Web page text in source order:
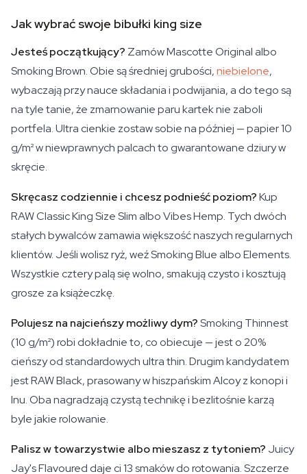
Jak wybrać swoje bibułki king size
Jesteś początkujący? Zamów Mascotte Original albo
Smoking Brown. Obie są średniej grubości,niebielone,
wybaczają przy nauce składania i podwijania, a do tego są
na tyle tanie, że zmarnowanie paru kartek nie zaboli
portfela. Ultra cienkie zostaw sobie na później — papier 10
g/m² w niewprawnych palcach to gwarantowane dziury w
skręcie.
Skręcasz codziennie i chcesz podnieść poziom?Kup
RAW Classic King Size Slim albo Vibes Hemp. Tych dwóch
stałych bywalców zamawia większość naszych regularnych
klientów. Jeśli wolisz ryż, weź Smoking Blue albo Elements.
Wszystkie cztery palą się wolno, smakują czysto i kosztują
grosze za książeczkę.
Polujesz na najcieńszy możliwy dym?Smoking Thinnest
(10 g/m²) robi dokładnie to, co obiecuje — jest o 20%
cieńszy od standardowych ultra thin. Drugim kandydatem
jest RAW Black, prasowany w hiszpańskim Alcoy z konopi i
lnu. Oba nagradzają czystą technikę i bezlitośnie karzą
byle jakie rolowanie.
Palisz w towarzystwie albo mieszasz z tytoniem? Juicy
Jay's Flavoured daje ci 13 smaków do rotowania. Szczerze